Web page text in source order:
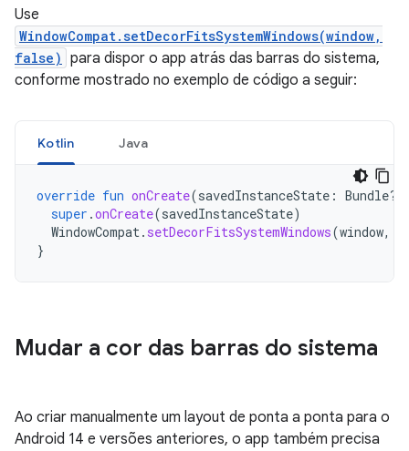
Use
WindowCompat.setDecorFitsSystemWindows(window,
false) para dispor o app atrás das barras do sistema,
conforme mostrado no exemplo de código a seguir:
Kotlin Java
override fun onCreate(savedInstanceState : Bundle?)
super .onCreate(savedInstanceState)
WindowCompat. setDecorFitsSystemWindows(window,
}
Mudar a cor das barras do sistema
Ao criar manualmente um layout de ponta a ponta para o
Android 14 e versões anteriores, o app também precisa